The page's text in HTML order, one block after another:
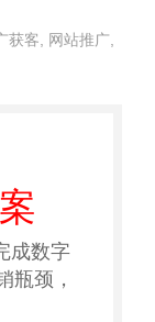
获客 网站推广
成数字
瓶颈，